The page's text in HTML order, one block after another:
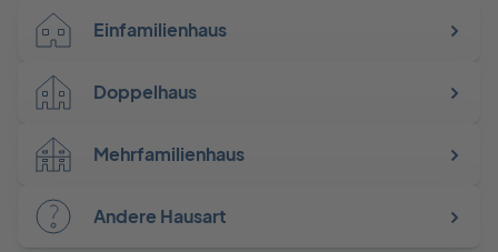
Einfamilienhaus
Doppelhaus
Mehrfamilienhaus
Andere Hausart